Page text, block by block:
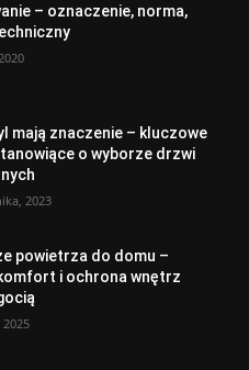
– oznaczenie, norma,
mają znaczenie – kluczowe
o wyborze drzwi
2023
powietrza do domu –
i ochrona wnętrz